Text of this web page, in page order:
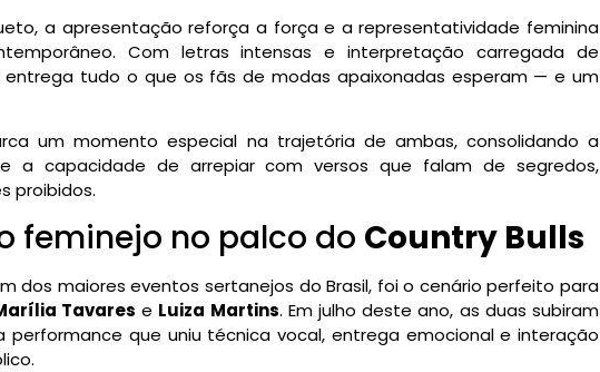
a apresentação reforça a força e a representatividade feminina
Com letras intensas e interpretação carregada de
entrega tudo o que os fãs de modas apaixonadas esperam — e um
um momento especial na trajetória de ambas, consolidando a
a capacidade de arrepiar com versos que falam de segredos,
proibidos.
feminejo no palco do Country Bulls
dos maiores eventos sertanejos do Brasil, foi o cenário perfeito para
Tavares e Luiza Martins. Em julho deste ano, as duas subiram
performance que uniu técnica vocal, entrega emocional e interação